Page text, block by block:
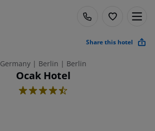
Share this hotel
Germany | Berlin | Berlin
Ocak Hotel
4.5